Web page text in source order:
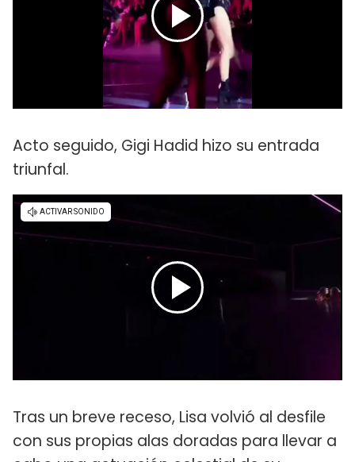
Acto seguido, Gigi Hadid hizo su entrada
triunfal.
Tras un breve receso, Lisa volvió al desfile
con sus propias alas doradas para llevar a